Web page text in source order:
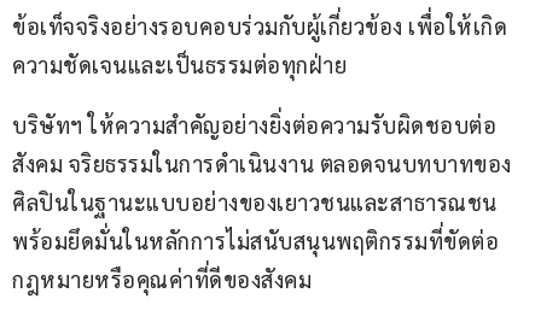
ข้อเท็จจริงอย่างรอบคอบร่วมกับผู้เกี่ยวข้อง เพื่อให้เกิด
ความชัดเจนและเป็นธรรมต่อทุกฝ่าย
บริษัทฯ ให้ความสำคัญอย่างยิ่งต่อความรับผิดชอบต่อ
สังคม จริยธรรมในการดำเนินงาน ตลอดจนบทบาทของ
ศิลปินในฐานะแบบอย่างของเยาวชนและสาธารณชน
พร้อมยึดมั่นในหลักการไม่สนับสนุนพฤติกรรมที่ขัดต่อ
กฎหมายหรือคุณค่าที่ดีของสังคม